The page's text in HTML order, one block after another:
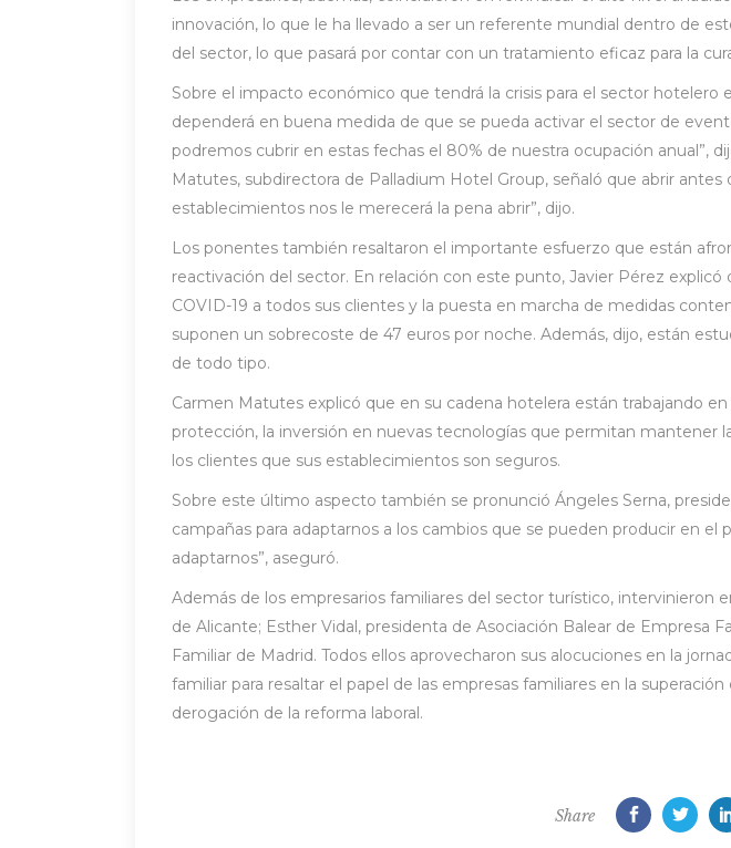
innovación, lo que le ha llevado a ser un referente mundial dentro de
del sector, lo que pasará por contar con un tratamiento eficaz para la
Sobre el impacto económico que tendrá la crisis para el sector
dependerá en buena medida de que se pueda activar el sector de
podremos cubrir en estas fechas el 80% de nuestra ocupación anual”,
Matutes, subdirectora de Palladium Hotel Group, señaló que abrir
establecimientos nos le merecerá la pena abrir”, dijo.
Los ponentes también resaltaron el importante esfuerzo que están
reactivación del sector. En relación con este punto, Javier Pérez
COVID-19 a todos sus clientes y la puesta en marcha de medidas
suponen un sobrecoste de 47 euros por noche. Además, dijo, están
de todo tipo.
Carmen Matutes explicó que en su cadena hotelera están trabajando
protección, la inversión en nuevas tecnologías que permitan mantener
los clientes que sus establecimientos son seguros.
Sobre este último aspecto también se pronunció Ángeles Serna,
campañas para adaptarnos a los cambios que se pueden producir en
adaptarnos”, aseguró.
Además de los empresarios familiares del sector turístico, intervinieron
de Alicante; Esther Vidal, presidenta de Asociación Balear de Empresa
Familiar de Madrid. Todos ellos aprovecharon sus alocuciones en la
familiar para resaltar el papel de las empresas familiares en la
derogación de la reforma laboral.
Share